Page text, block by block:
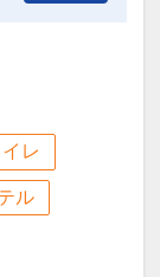
けま
年6
2-
が、心
。
ラン」
プラ
レ
ル